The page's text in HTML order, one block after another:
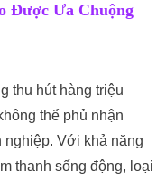
Được Ưa Chuộng
thu hút hàng triệu
thể phủ nhận
nghiệp. Với khả năng
thanh sống động, loại